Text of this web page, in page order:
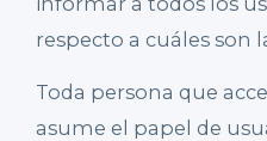
respecto a cuáles son
Toda persona que
asume el papel de